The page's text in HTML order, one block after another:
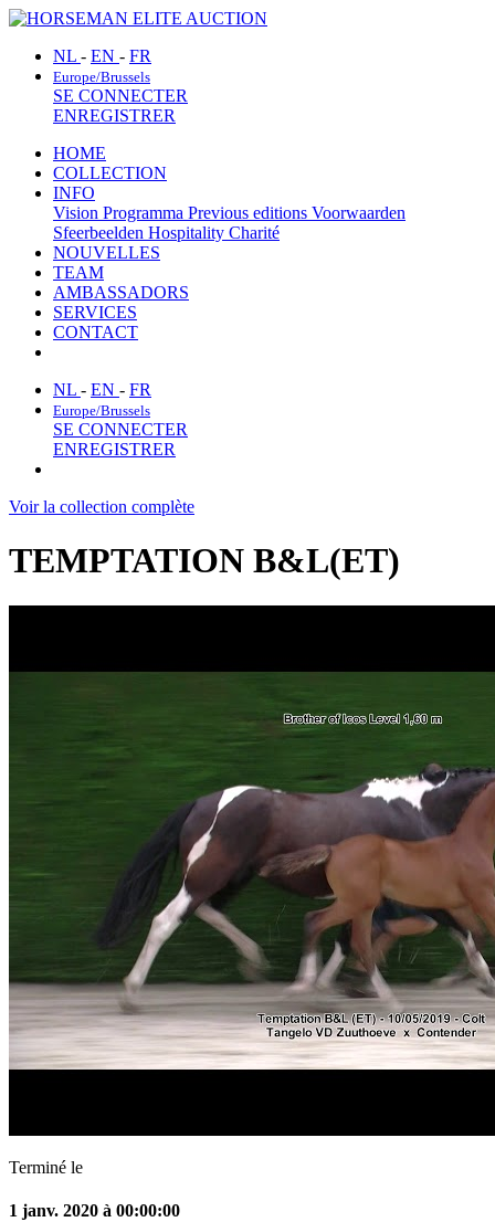
NL - EN - FR
Europe/Brussels
SE CONNECTER
ENREGISTRER
HOME
COLLECTION
INFO
Vision Programma Previous editions Voorwaarden
Sfeerbeelden Hospitality Charité
NOUVELLES
TEAM
AMBASSADORS
SERVICES
CONTACT
NL - EN - FR
Europe/Brussels
SE CONNECTER
ENREGISTRER
Voir la collection complète
TEMPTATION B&L(ET)
Terminé le
1 janv. 2020 à 00:00:00